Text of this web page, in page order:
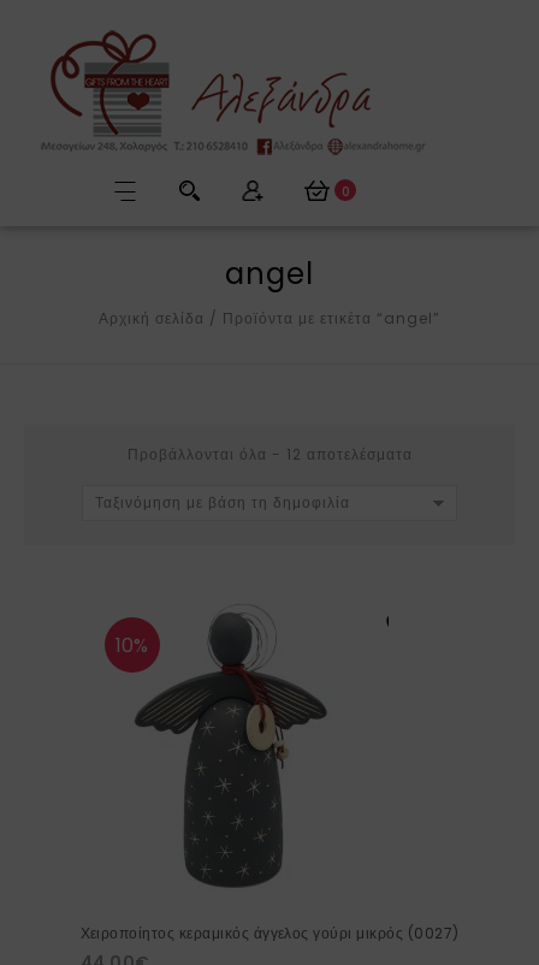
0
angel
Αρχική σελίδα / Προϊόντα με ετικέτα “angel”
Προβάλλονται όλα - 12 αποτελέσματα
Ταξινόμηση με βάση τη δημοφιλία
10%
Χειροποίητος κεραμικός άγγελος γούρι μικρός (0027)